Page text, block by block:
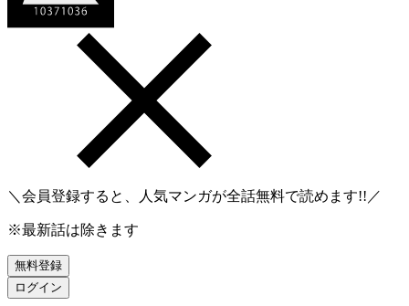
＼会員登録すると、人気マンガが全話無料で読めます!!／
※最新話は除きます
無料登録
ログイン